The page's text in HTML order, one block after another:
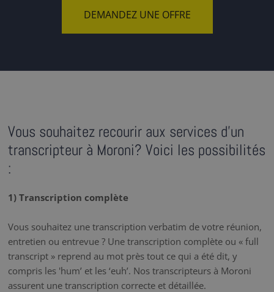
DEMANDEZ UNE OFFRE
Vous souhaitez recourir aux services d'un
transcripteur à Moroni? Voici les possibilités
:
1) Transcription complète
Vous souhaitez une transcription verbatim de votre réunion,
entretien ou entrevue ? Une transcription complète ou « full
transcript » reprend au mot près tout ce qui a été dit, y
compris les 'hum’ et les ‘euh’. Nos transcripteurs à Moroni
assurent une transcription correcte et détaillée.